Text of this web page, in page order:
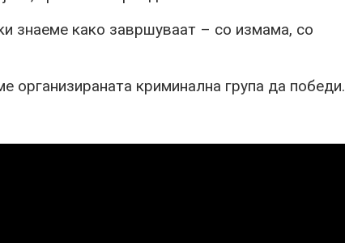
знаеме како завршуваат – со измама, со
организираната криминална група да победи.